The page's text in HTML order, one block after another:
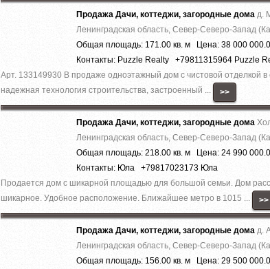
Продажа Дачи, коттеджи, загородные дома д.
Ленинградская область, Север-Северо-Запад
Общая площадь: 171.00 кв. м Цена: 38 000
Контакты: Puzzle Realty +79811315964 Puzzle
Арт. 133149930 В продаже одноэтажный дом с чистовой отделкой
надежная технология строительства, застроенный ...
>>
Продажа Дачи, коттеджи, загородные дома
Ленинградская область, Север-Северо-Запад
Общая площадь: 218.00 кв. м Цена: 24 990
Контакты: Юла +79817023173 Юла
Продается дом с шикарной площадью для большой семьи. Дом
шикарное. Удобное расположение. Ближайшее метро в 1015 ...
>>
Продажа Дачи, коттеджи, загородные дома д.
Ленинградская область, Север-Северо-Запад
Общая площадь: 156.00 кв. м Цена: 29 500